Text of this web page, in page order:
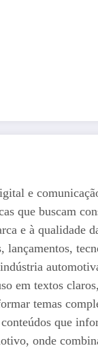
e
que buscam
e à qualidade
em textos
temas
que
onde